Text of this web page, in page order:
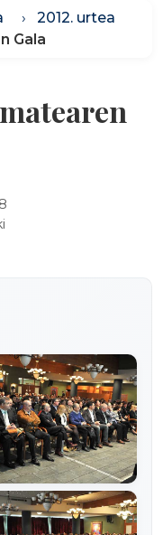
2012. urtea
Gala